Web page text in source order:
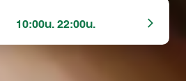
10:00น. 22:00น.